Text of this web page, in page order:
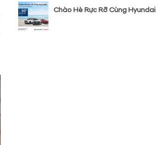
Chào Hè Rực Rỡ Cùng Hyundai